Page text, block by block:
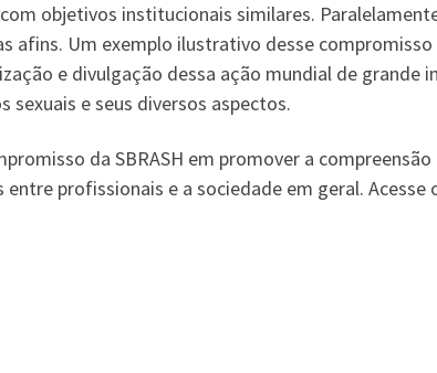
objetivos institucionais similares.
afins. Um exemplo ilustrativo desse
e divulgação dessa ação mundial de
e seus diversos aspectos.
da SBRASH em promover a
profissionais e a sociedade em geral. Acesse